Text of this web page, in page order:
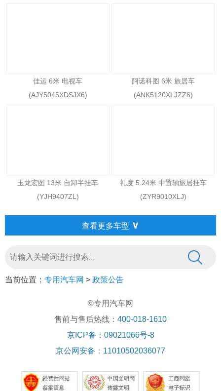
佳运 6米 电视车
(AJY5045XDSJX6)
阿诺科图 6米 旅居车
(ANK5120XLJZZ6)
玉龙宏图 13米 自卸半挂车
(YJH9407ZL)
礼度 5.24米 中置轴旅居挂车
(ZYR9010XLJ)
查看更多车型 ∨
当前位置： 专用汽车网 > 政策公告
©专用汽车网
售前与售后热线： 400-018-1610
京ICP备：09021066号-8
京公网安备：11010502036077